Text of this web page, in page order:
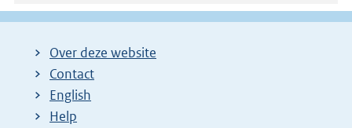
Over deze website
Contact
English
Help